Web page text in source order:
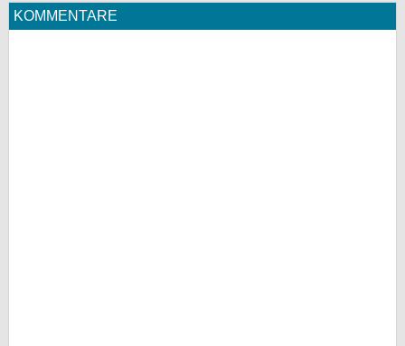
KOMMENTARE